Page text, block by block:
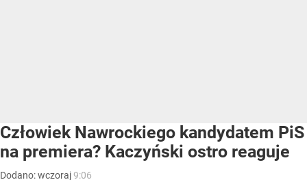
Człowiek Nawrockiego kandydatem PiS
na premiera? Kaczyński ostro reaguje
Dodano:wczoraj9:06